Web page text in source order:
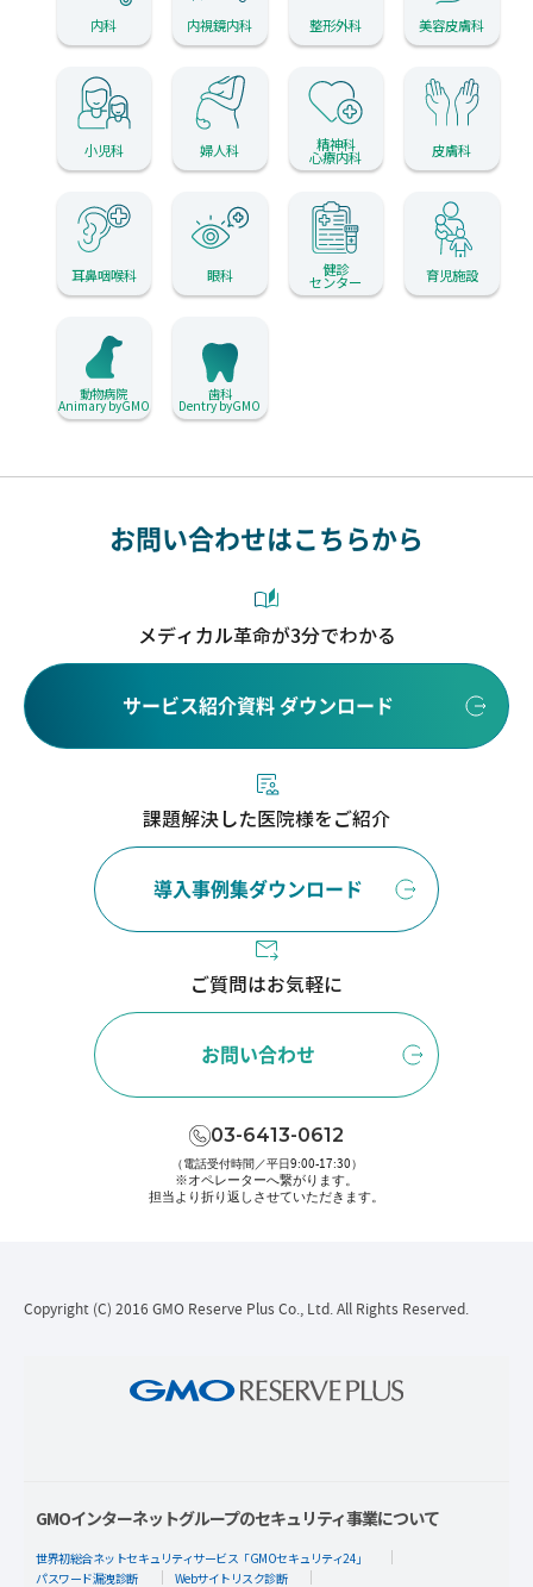
内科 内視鏡内科 整形外科 美容皮膚科
小児科 婦人科 精神科
心療内科 皮膚科
耳鼻咽喉科 眼科 健診
センター 育児施設
動物病院
Animary byGMO
歯科
Dentry byGMO
お問い合わせはこちらから
メディカル革命が3分でわかる
サービス紹介資料 ダウンロード
課題解決した医院様をご紹介
導入事例集ダウンロード
ご質問はお気軽に
お問い合わせ
03-6413-0612
（電話受付時間／平日9:00-17:30）
※オペレーターへ繋がります。
担当より折り返しさせていただきます。
Copyright (C) 2016 GMO Reserve Plus Co., Ltd. All Rights Reserved.
GMOインターネットグループのセキュリティ事業について
世界初総合ネットセキュリティサービス「GMOセキュリティ24」
パスワード漏洩診断
Webサイトリスク診断